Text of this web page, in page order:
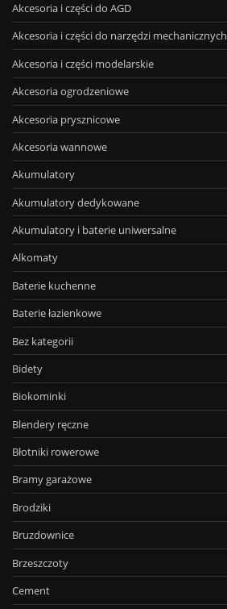
Akcesoria i części do AGD
Akcesoria i części do narzędzi mechanicznych
Akcesoria i części modelarskie
Akcesoria ogrodzeniowe
Akcesoria prysznicowe
Akcesoria wannowe
Akumulatory
Akumulatory dedykowane
Akumulatory i baterie uniwersalne
Alkomaty
Baterie kuchenne
Baterie łazienkowe
Bez kategorii
Bidety
Biokominki
Blendery ręczne
Błotniki rowerowe
Bramy garażowe
Brodziki
Bruzdownice
Brzeszczoty
Cement